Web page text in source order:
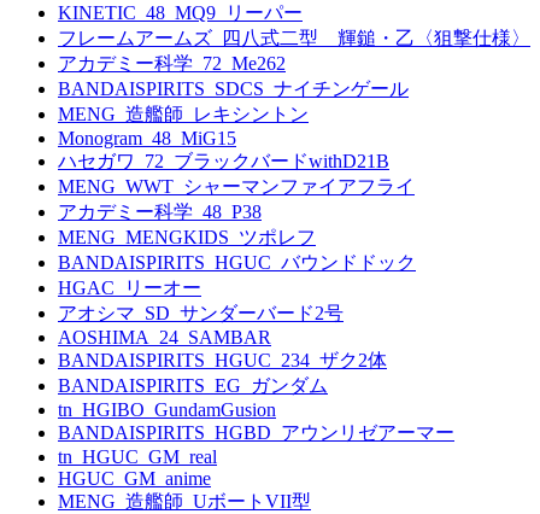
KINETIC_48_MQ9_リーパー
フレームアームズ_四八式二型 輝鎚・乙〈狙撃仕様〉
アカデミー科学_72_Me262
BANDAISPIRITS_SDCS_ナイチンゲール
MENG_造艦師_レキシントン
Monogram_48_MiG15
ハセガワ_72_ブラックバードwithD21B
MENG_WWT_シャーマンファイアフライ
アカデミー科学_48_P38
MENG_MENGKIDS_ツポレフ
BANDAISPIRITS_HGUC_バウンドドック
HGAC_リーオー
アオシマ_SD_サンダーバード2号
AOSHIMA_24_SAMBAR
BANDAISPIRITS_HGUC_234_ザク2体
BANDAISPIRITS_EG_ガンダム
tn_HGIBO_GundamGusion
BANDAISPIRITS_HGBD_アウンリゼアーマー
tn_HGUC_GM_real
HGUC_GM_anime
MENG_造艦師_UボートVII型